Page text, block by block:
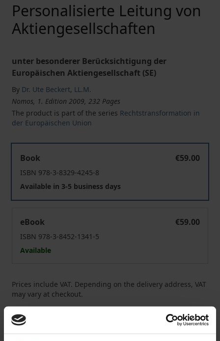
Personalisierte Leitung von
Aktiengesellschaften
unter besonderer Berücksichtigung der
Europäischen Aktiengesellschaft (SE)
By Dr. Ute Beckert, LL.M.
Nomos, 1. Edition 2009, 232 Pages
The product is part of the series Rechtstransformation in
der Europäischen Union
Book
€59.00
ISBN 978-3-8329-4245-8
Available in 3-5 business days
eBook
€59.00
ISBN 978-3-8452-1341-5
Available
Prices include VAT. Depending on the delivery address, VAT
may vary at checkout.